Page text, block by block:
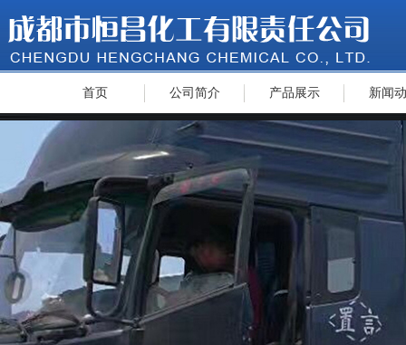
首页 公司简介 产品展示 新闻